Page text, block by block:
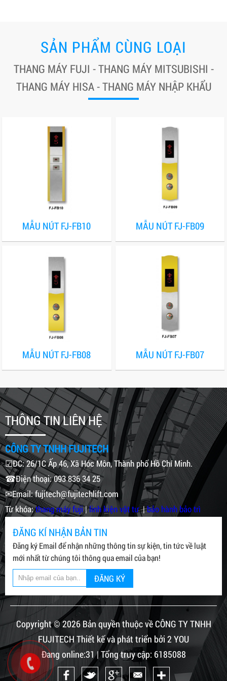
SẢN PHẨM CÙNG LOẠI
THANG MÁY FUJI - THANG MÁY MITSUBISHI -
THANG MÁY HISA - THANG MÁY NHẬP KHẨU
MẪU NÚT FJ-FB10 MẪU NÚT FJ-FB09
MẪU NÚT FJ-FB08 MẪU NÚT FJ-FB07
THÔNG TIN LIÊN HỆ
CÔNG TY TNHH FUJITECH
☑ĐC: 26/1C Ấp 46, Xã Hóc Môn, Thành phố Hồ Chí Minh.
☎Điện thoại: 093 836 34 25
✉Email: fujitech@fujitechlift.com
Từ khóa:thang máy fuji|linh kiện vật tư|bảo hành bảo trì
ĐĂNG KÍ NHẬN BẢN TIN
Đăng ký Email để nhận những thông tin sự kiện, tin tức về luật
mới nhất từ chúng tôi thông qua email của bạn!
ĐĂNG KÝ
Copyright © 2026 Bản quyền thuộc về CÔNG TY TNHH
FUJITECH Thiết kế và phát triển bởi 2 YOU
Đang online:31 | Tổng truy cập: 6185088